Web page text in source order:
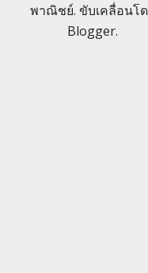
พาณิชย์. ขับเคลื่อนโ
Blogger.